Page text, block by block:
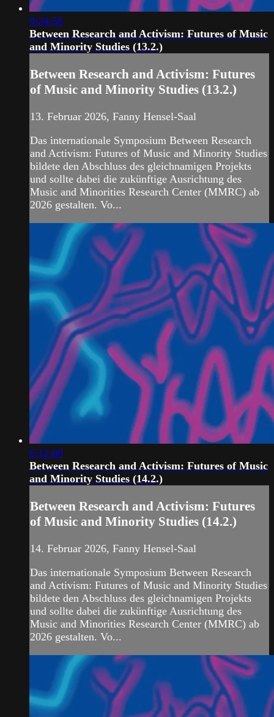
9:24:56
Between Research and Activism: Futures of Music
and Minority Studies (13.2.)
Between Research and Activism: Futures
of Music and Minority Studies (13.2.)
13. Februar 2026, Fanny Hensel-Saal
Das internationale Symposium Between Research
and Activism: Futures of Music and Minority Studies
bildete den Abschluss des gleichnamigen Projekts
und sollte dabei die zukünftige Ausrichtung des
Music and Minorities Research Center (MMRC) ab
2026 gestalten. Vo...
6:12:00
Between Research and Activism: Futures of Music
and Minority Studies (14.2.)
Between Research and Activism: Futures
of Music and Minority Studies (14.2.)
14. Februar 2026, Fanny Hensel-Saal
Das internationale Symposium Between Research
and Activism: Futures of Music and Minority Studies
bildete den Abschluss des gleichnamigen Projekts
und sollte dabei die zukünftige Ausrichtung des
Music and Minorities Research Center (MMRC) ab
2026 gestalten. Vo...